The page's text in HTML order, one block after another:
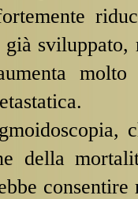
sviluppato,
della